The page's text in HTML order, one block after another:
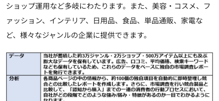
ショップ運用など多岐にわたります。また、美容・コスメ、フ
ァッション、インテリア、日用品、食品、単品通販、家電な
ど、様々なジャンルの企業に提供できます。